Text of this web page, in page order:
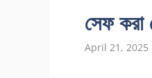
সেফ করা
April 21, 2025